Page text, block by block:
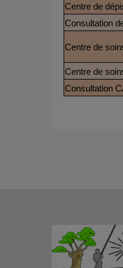
Centre de
Consultation
Centre de
Centre de
Consultation